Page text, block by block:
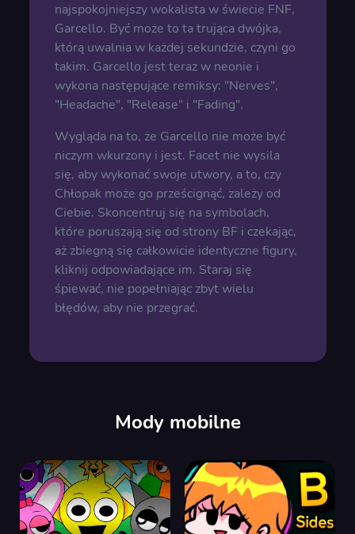
najspokojniejszy wokalista w świecie FNF,
Garcello. Być może to ta trująca dwójka,
którą uwalnia w każdej sekundzie, czyni go
takim. Garcello jest teraz w neonie i
wykona następujące remiksy: "Nerves",
"Headache", "Release" i "Fading".
Wygląda na to, że Garcello nie może być
niczym wkurzony i jest. Facet nie wysila
się, aby wykonać swoje utwory, a to, czy
Chłopak może go prześcignąć, zależy od
Ciebie. Skoncentruj się na symbolach,
które poruszają się od strony BF i czekając,
aż zbiegną się całkowicie identyczne figury,
kliknij odpowiadające im. Staraj się
śpiewać, nie popełniając zbyt wielu
błędów, aby nie przegrać.
Mody mobilne